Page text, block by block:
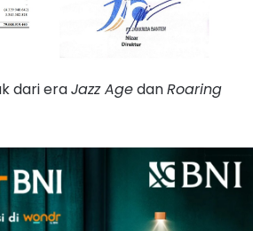
dari eraJazz AgedanRoaring